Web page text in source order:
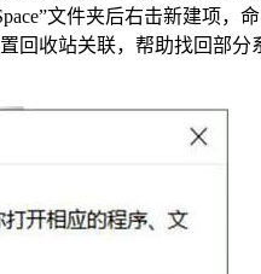
文件夹后右击
回收站关联，帮助找回部